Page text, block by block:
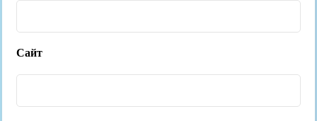
Сайт